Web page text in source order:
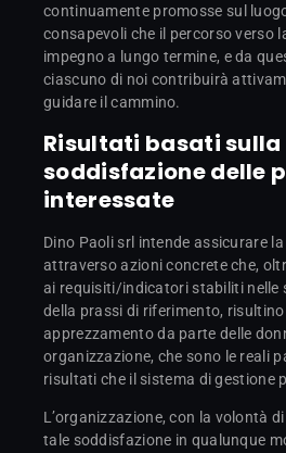
continuamente promosse sul
consapevoli che il percorso verso
impegno a lungo termine, e da
ciascuno di noi contribuirà
guidare il cammino.
Risultati basati sulla
soddisfazione delle
interessate
Dino Paoli srl intende assicurare
attraverso azioni concrete che,
ai requisiti/indicatori stabiliti nelle
della prassi di riferimento,
apprezzamento da parte delle
organizzazione, che sono le reali
risultati che il sistema di gestione
L’organizzazione, con la volontà
tale soddisfazione in qualunque